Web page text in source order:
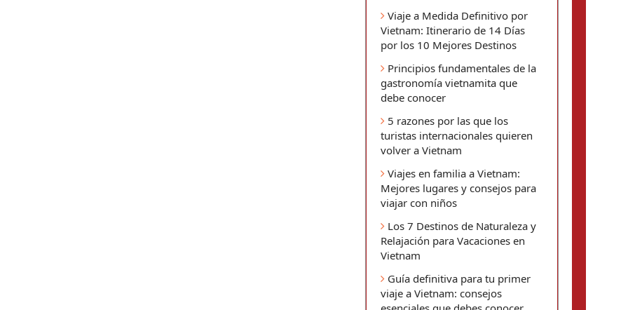
Viaje a Medida Definitivo por
Vietnam: Itinerario de 14 Días
por los 10 Mejores Destinos
Principios fundamentales de la
gastronomía vietnamita que
debe conocer
5 razones por las que los
turistas internacionales quieren
volver a Vietnam
Viajes en familia a Vietnam:
Mejores lugares y consejos para
viajar con niños
Los 7 Destinos de Naturaleza y
Relajación para Vacaciones en
Vietnam
Guía definitiva para tu primer
viaje a Vietnam: consejos